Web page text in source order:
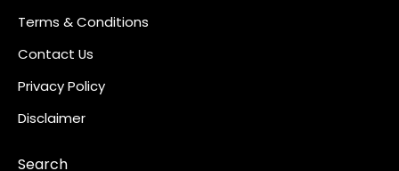
Terms & Conditions
Contact Us
Privacy Policy
Disclaimer
Search